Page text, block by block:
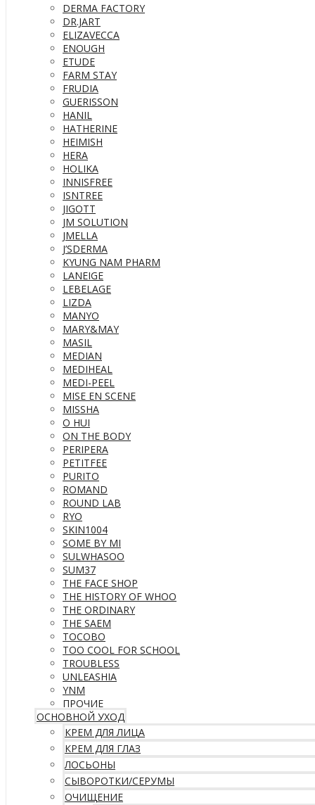
DERMA FACTORY
DR.JART
ELIZAVECCA
ENOUGH
ETUDE
FARM STAY
FRUDIA
GUERISSON
HANIL
HATHERINE
HEIMISH
HERA
HOLIKA
INNISFREE
ISNTREE
JIGOTT
JM SOLUTION
JMELLA
J’SDERMA
KYUNG NAM PHARM
LANEIGE
LEBELAGE
LIZDA
MANYO
MARY&MAY
MASIL
MEDIAN
MEDIHEAL
MEDI-PEEL
MISE EN SCENE
MISSHA
O HUI
ON THE BODY
PERIPERA
PETITFEE
PURITO
ROMAND
ROUND LAB
RYO
SKIN1004
SOME BY MI
SULWHASOO
SUM37
THE FACE SHOP
THE HISTORY OF WHOO
THE ORDINARY
THE SAEM
TOCOBO
TOO COOL FOR SCHOOL
TROUBLESS
UNLEASHIA
YNM
ПРОЧИЕ
ОСНОВНОЙ УХОД
КРЕМ ДЛЯ ЛИЦА
КРЕМ ДЛЯ ГЛАЗ
ЛОСЬОНЫ
СЫВОРОТКИ/СЕРУМЫ
ОЧИЩЕНИЕ